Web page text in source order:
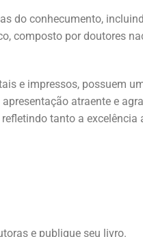
do conhecumento,
composto por doutores
e impressos, possuem
atraente e
tanto a
e publique seu livro.